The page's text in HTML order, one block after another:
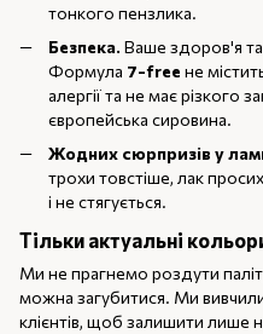
тонкого пензлика.
Безпека. Ваше здоров'я та
Формула 7-free не
алергії та не має різкого
європейська сировина.
Жодних сюрпризів у
трохи товстіше, лак
і не стягується.
Тільки актуальні
Ми не прагнемо роздути
можна загубитися. Ми
клієнтів, щоб залишити лише